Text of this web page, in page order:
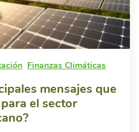
Finanzas Climáticas
mensajes que
el sector